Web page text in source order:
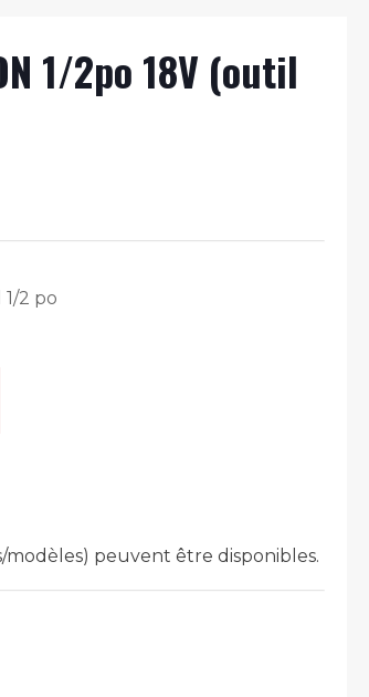
1/2po 18V (outil
2 po
peuvent être disponibles.